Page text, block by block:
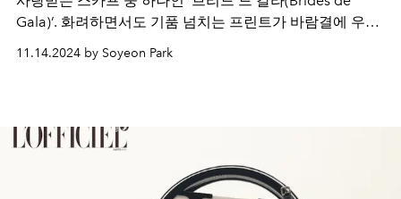
Gala)’. 화려하면서도 기품 넘치는 프린트가 바람결에 우아
하게 흩날린다.
11.14.2024 by Soyeon Park